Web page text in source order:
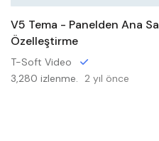
V5 Tema - Panelden Ana
Özelleştirme
T-Soft Video
3,280 izlenme.
2 yıl önce